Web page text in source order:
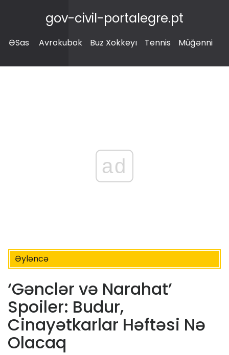
gov-civil-portalegre.pt
ƏSas Avrokubok Buz Xokkeyı Tennis Müğənni
ad
Əyləncə
‘Gənclər və Narahat’
Spoiler: Budur,
Cinayətkarlar Həftəsi Nə
Olacaq